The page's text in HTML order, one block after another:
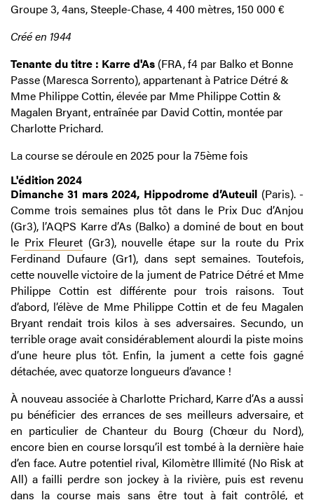
Groupe 3, 4ans, Steeple-Chase, 4 400 mètres, 150 000 €
Créé en 1944
Tenante du titre : Karre d'As (FRA, f4 par Balko et Bonne
Passe (Maresca Sorrento), appartenant à Patrice Détré &
Mme Philippe Cottin, élevée par Mme Philippe Cottin &
Magalen Bryant, entraînée par David Cottin, montée par
Charlotte Prichard.
La course se déroule en 2025 pour la 75ème fois
L'édition 2024
Dimanche 31 mars 2024, Hippodrome d’Auteuil (Paris). -
Comme trois semaines plus tôt dans le Prix Duc d’Anjou
(Gr3), l’AQPS Karre d’As (Balko) a dominé de bout en bout
le Prix Fleuret (Gr3), nouvelle étape sur la route du Prix
Ferdinand Dufaure (Gr1), dans sept semaines. Toutefois,
cette nouvelle victoire de la jument de Patrice Détré et Mme
Philippe Cottin est différente pour trois raisons. Tout
d’abord, l’élève de Mme Philippe Cottin et de feu Magalen
Bryant rendait trois kilos à ses adversaires. Secundo, un
terrible orage avait considérablement alourdi la piste moins
d’une heure plus tôt. Enfin, la jument a cette fois gagné
détachée, avec quatorze longueurs d’avance !
À nouveau associée à Charlotte Prichard, Karre d’As a aussi
pu bénéficier des errances de ses meilleurs adversaire, et
en particulier de Chanteur du Bourg (Chœur du Nord),
encore bien en course lorsqu’il est tombé à la dernière haie
d’en face. Autre potentiel rival, Kilomètre Illimité (No Risk at
All) a failli perdre son jockey à la rivière, puis est revenu
dans la course mais sans être tout à fait contrôlé, et